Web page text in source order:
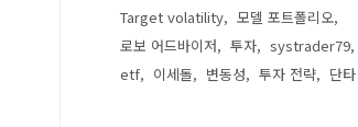
Target volatility
모델 포트폴리오
로보 어드바이저
투자
systrader79
etf
이세돌 변동성 투자 전략 단타